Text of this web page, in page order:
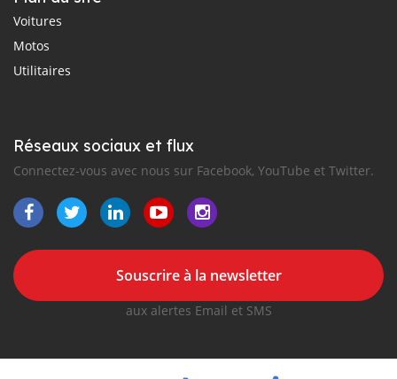
Voitures
Motos
Utilitaires
Réseaux sociaux et flux
Connectez-vous avec nous sur Facebook, YouTube et Twitter.
Souscrire à la newsletter
aux alertes Email et SMS